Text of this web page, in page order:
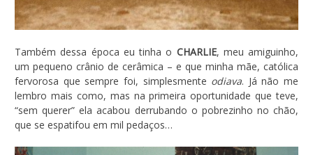
Também dessa época eu tinha o CHARLIE, meu amiguinho,
um pequeno crânio de cerâmica – e que minha mãe, católica
fervorosa que sempre foi, simplesmente odiava. Já não me
lembro mais como, mas na primeira oportunidade que teve,
“sem querer” ela acabou derrubando o pobrezinho no chão,
que se espatifou em mil pedaços…